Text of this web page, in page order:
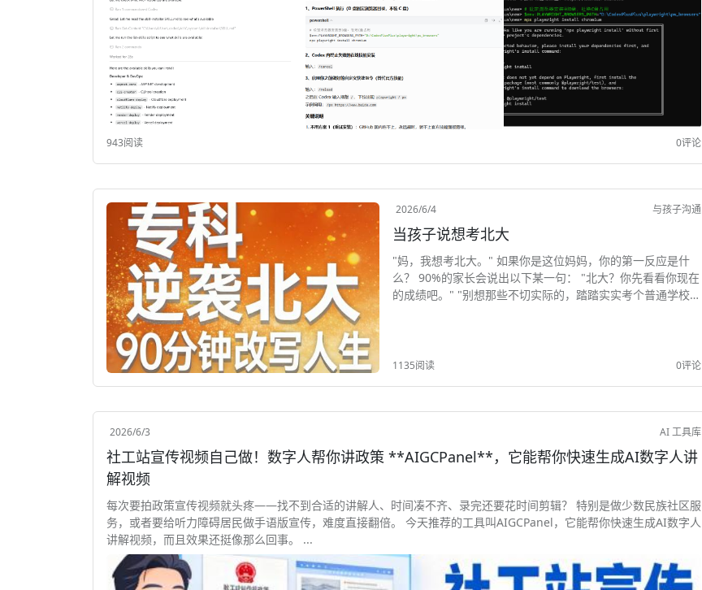
943阅读 0评论
2026/6/4 与孩子沟通
当孩子说想考北大
"妈，我想考北大。" 如果你是这位妈妈，你的第一反应是什
么？ 90%的家长会说出以下某一句： "北大？你先看看你现在
的成绩吧。" "别想那些不切实际的，踏踏实实考个普通学校就
1135阅读 0评论
2026/6/3 AI 工具库
社工站宣传视频自己做！数字人帮你讲政策 **AIGCPanel**，它能帮你快速生成AI数字人讲
解视频
每次要拍政策宣传视频就头疼——找不到合适的讲解人、时间凑不齐、录完还要花时间剪辑？ 特别是做少数民族社区服
务，或者要给听力障碍居民做手语版宣传，难度直接翻倍。 今天推荐的工具叫AIGCPanel，它能帮你快速生成AI数字人
讲解视频，而且效果还挺像那么回事。 ...